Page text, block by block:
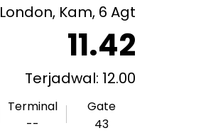
London, Kam, 6 Agt
11.42
Terjadwal: 12.00
Terminal
--
Gate
43